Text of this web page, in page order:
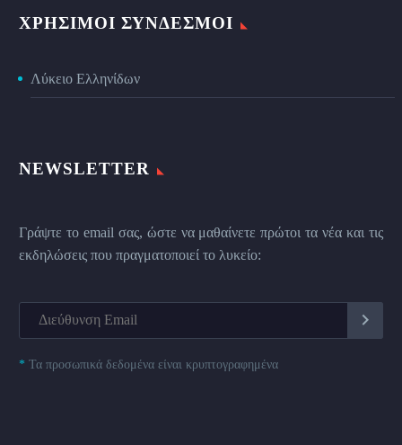
ΧΡΉΣΙΜΟΙ ΣΎΝΔΕΣΜΟΙ
Λύκειο Ελληνίδων
NEWSLETTER
Γράψτε το email σας, ώστε να μαθαίνετε πρώτοι τα νέα και τις
εκδηλώσεις που πραγματοποιεί το λυκείο:
* Τα προσωπικά δεδομένα είναι κρυπτογραφημένα